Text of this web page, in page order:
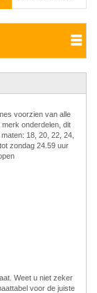
voorzien van alle
onderdelen, dit
18, 20, 22, 24,
zondag 24.59 uur
Weet u niet zeker
voor de juiste